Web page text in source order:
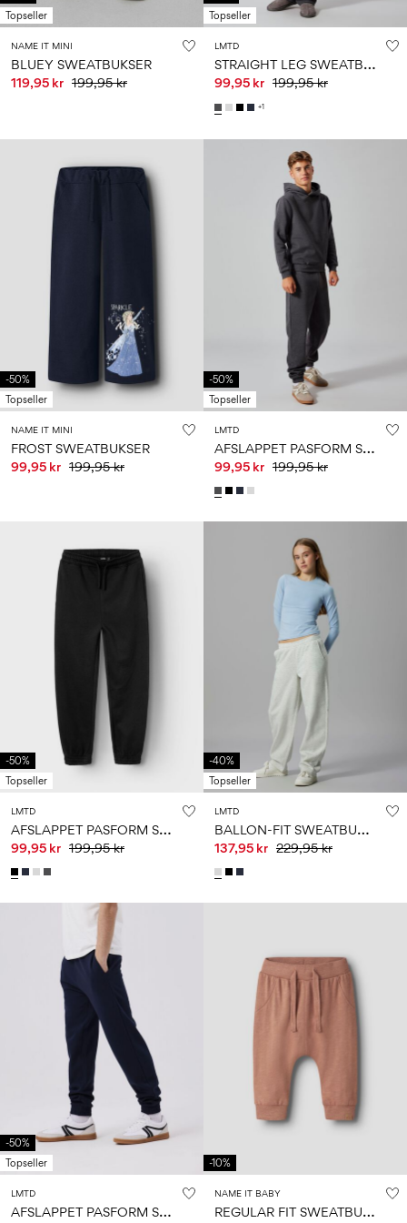
Topseller
NAME IT MINI
BLUEY SWEATBUKSER
119,95 kr 199,95 kr
Topseller
LMTD
S
TRAIGHT LEG SWEATBUKSER
99,95 kr 199,95 kr
+1
-50%
Topseller
NAME IT MINI
FROST SWEATBUKSER
99,95 kr 199,95 kr
-50%
Topseller
LMTD
A
FSLAPPET PASFORM SWEATBUKSER
99,95 kr 199,95 kr
-50%
Topseller
LMTD
A
FSLAPPET PASFORM SWEATBUKSER
99,95 kr 199,95 kr
-40%
Topseller
LMTD
B
ALLON-FIT SWEATBUKSER
137,95 kr 229,95 kr
-50%
Topseller
LMTD
A
FSLAPPET PASFORM SWEATBUKSER
-10%
NAME IT BABY
R
EGULAR FIT SWEATBUKSER